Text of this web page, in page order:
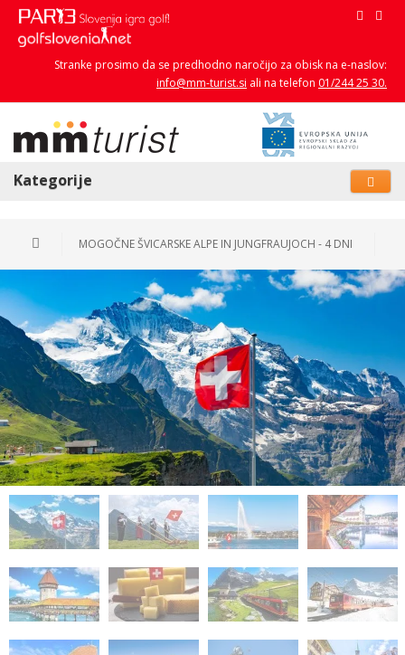
Stranke prosimo da se predhodno naročijo za obisk na e-naslov:
info@mm-turist.si ali na telefon 01/244 25 30.
Kategorije
MOGOČNE ŠVICARSKE ALPE IN JUNGFRAUJOCH - 4 DNI